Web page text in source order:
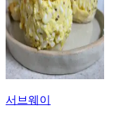
서브웨이